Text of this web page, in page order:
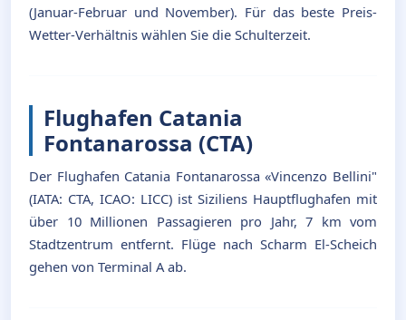
(Januar-Februar und November). Für das beste Preis-
Wetter-Verhältnis wählen Sie die Schulterzeit.
Flughafen Catania
Fontanarossa (CTA)
Der Flughafen Catania Fontanarossa «Vincenzo Bellini"
(IATA: CTA, ICAO: LICC) ist Siziliens Hauptflughafen mit
über 10 Millionen Passagieren pro Jahr, 7 km vom
Stadtzentrum entfernt. Flüge nach Scharm El-Scheich
gehen von Terminal A ab.